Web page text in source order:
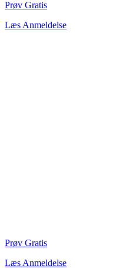
Prøv Gratis
Læs Anmeldelse
Prøv Gratis
Læs Anmeldelse